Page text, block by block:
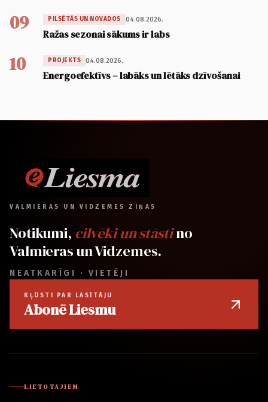
09 PILSĒTĀS UN NOVADOS 04.08.2026.
Ražas sezonai sākums ir labs
10 PROJEKTS 04.08.2026.
Energoefektīvs – labāks un lētāks dzīvošanai
VALMIERAS UN VIDZEMES ZIŅAS
Notikumi, cilvēki un stāstino
Valmieras un Vidzemes.
NEATKARĪGI · VIETĒJI
KĻŪSTI PAR LASĪTĀJU
Abonē Liesmu
LIETOTĀJIEM